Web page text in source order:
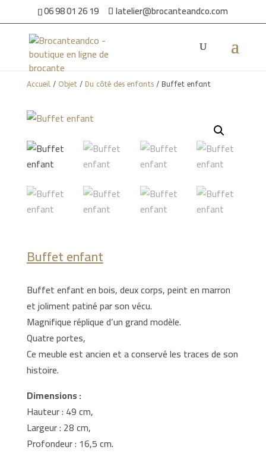
06 98 01 26 19 latelier@brocanteandco.com
Accueil/ Objet/ Du côté des enfants/ Buffet enfant
Buffet enfant
Buffet enfant en bois, deux corps, peint en marron
et joliment patiné par son vécu.
Magnifique réplique d’un grand modèle.
Quatre portes,
Ce meuble est ancien et a conservé les traces de son
histoire.
Dimensions :
Hauteur : 49 cm,
Largeur : 28 cm,
Profondeur : 16,5 cm.